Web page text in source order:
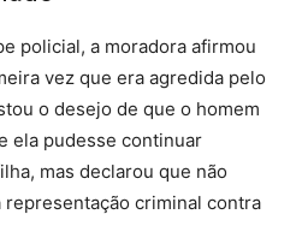
policial, a moradora afirmou
vez que era agredida pelo
o desejo de que o homem
ela pudesse continuar
mas declarou que não
criminal contra